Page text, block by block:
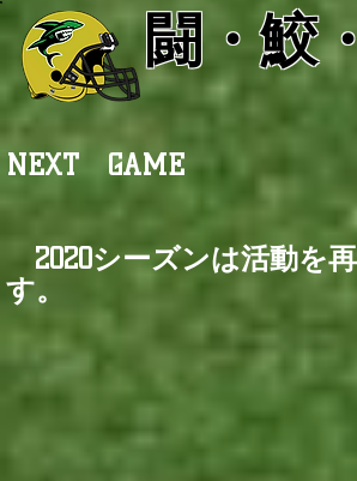
闘・鮫
NEXT GAME
2020シーズンは活動を
す。